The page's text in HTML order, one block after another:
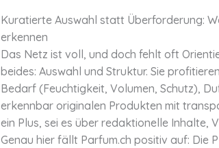
Kuratierte Auswahl statt Überforderung:
erkennen
Das Netz ist voll, und doch fehlt oft
beides: Auswahl und Struktur. Sie
Bedarf (Feuchtigkeit, Volumen, Schutz),
erkennbar originalen Produkten mit
ein Plus, sei es über redaktionelle Inhalte,
Genau hier fällt Parfum.ch positiv auf: Die